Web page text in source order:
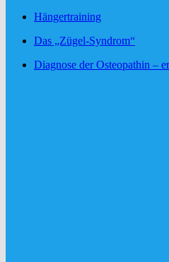
Hängertraining
Das „Zügel-Syndrom“
Diagnose der Osteopathin –